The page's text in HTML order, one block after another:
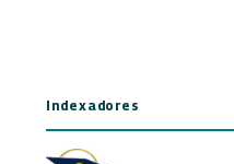
Indexadores